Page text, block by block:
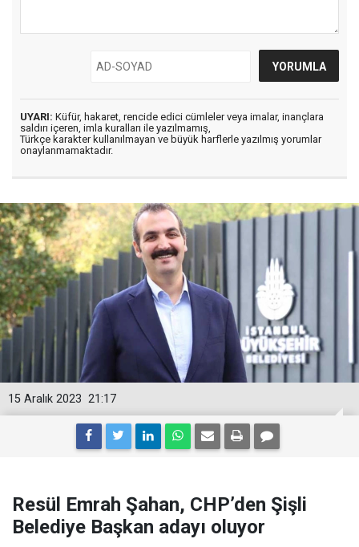
UYARI: Küfür, hakaret, rencide edici cümleler veya imalar, inançlara
saldırı içeren, imla kuralları ile yazılmamış,
Türkçe karakter kullanılmayan ve büyük harflerle yazılmış yorumlar
onaylanmamaktadır.
21:17
15 Aralık 2023
Resül Emrah Şahan, CHP’den Şişli
Belediye Başkan adayı oluyor